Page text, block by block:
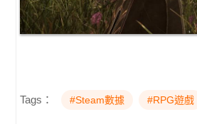
Tags： #Steam數據 #RPG遊戲